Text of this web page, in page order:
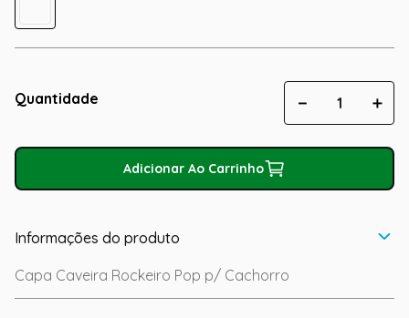
Quantidade ＋
－
Adicionar Ao Carrinho
Informações do produto
Capa Caveira Rockeiro Pop p/ Cachorro